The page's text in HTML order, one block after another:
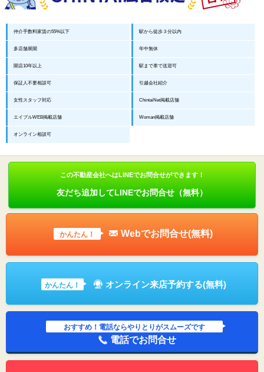
仲介手数料家賃の55%以下 駅から徒歩３分以内
多店舗展開 年中無休
開店10年以上 駅まで車で送迎可
保証人不要相談可 引越会社紹介
女性スタッフ対応 ChintaiNet掲載店舗
エイブルWEB掲載店舗 Woman掲載店舗
オンライン相談可
この不動産会社へはLINEでお問合せができます！
友だち追加してLINEでお問合せ（無料）
かんたん！ Webでお問合せ(無料)
かんたん！ オンライン来店予約する(無料)
おすすめ！電話ならやりとりがスムーズです
電話でお問合せ